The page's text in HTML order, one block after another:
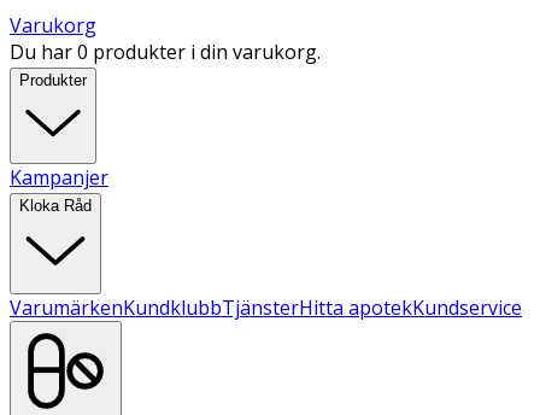
Varukorg
Du har 0 produkter i din varukorg.
Produkter
Kampanjer
Kloka Råd
VarumärkenKundklubbTjänsterHitta apotekKundservice